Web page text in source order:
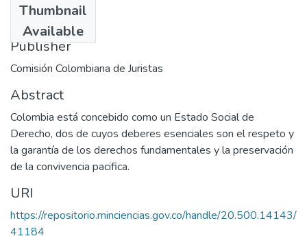
Thumbnail
Available
2001-05
Publisher
Comisión Colombiana de Juristas
Abstract
Colombia está concebido como un Estado Social de
Derecho, dos de cuyos deberes esenciales son el respeto y
la garantía de los derechos fundamentales y la preservación
de la convivencia pacifica.
URI
https://repositorio.minciencias.gov.co/handle/20.500.14143/
41184